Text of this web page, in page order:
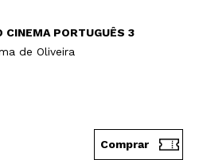
CINEMA PORTUGUÊS 3
de Oliveira
Comprar